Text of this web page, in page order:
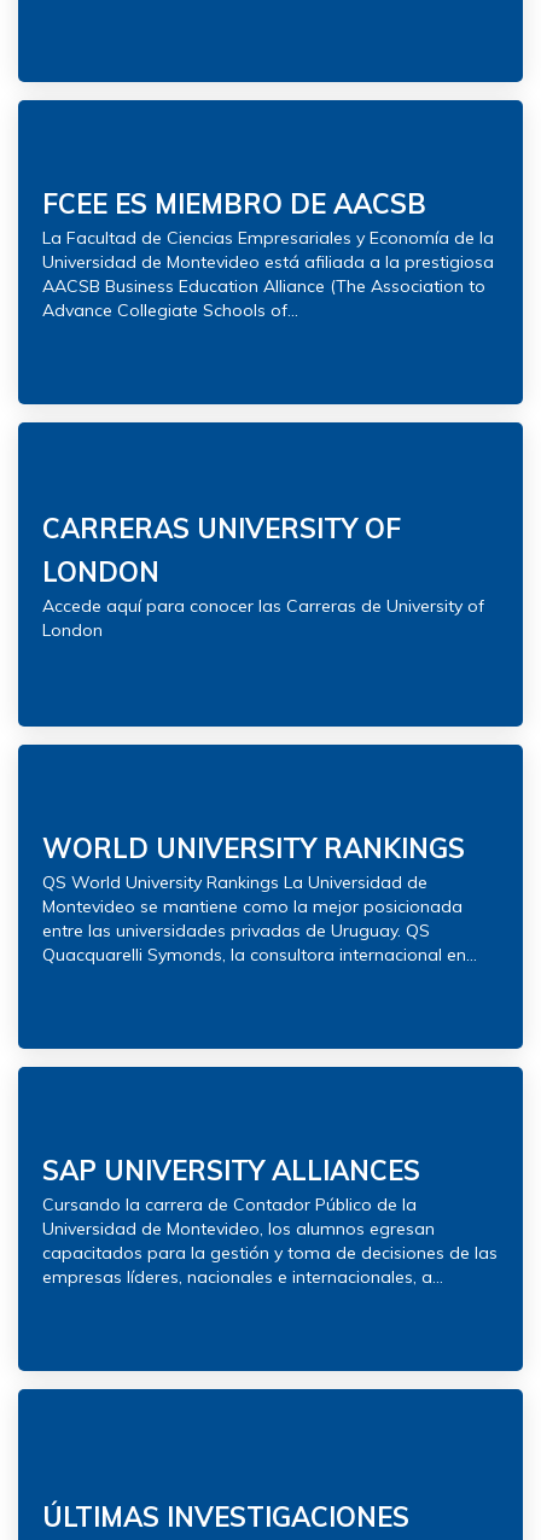
FCEE ES MIEMBRO DE AACSB
La Facultad de Ciencias Empresariales y Economía de la
Universidad de Montevideo está afiliada a la prestigiosa
AACSB Business Education Alliance (The Association to
Advance Collegiate Schools of...
CARRERAS UNIVERSITY OF
LONDON
Accede aquí para conocer las Carreras de University of
London
WORLD UNIVERSITY RANKINGS
QS World University Rankings La Universidad de
Montevideo se mantiene como la mejor posicionada
entre las universidades privadas de Uruguay. QS
Quacquarelli Symonds, la consultora internacional en...
SAP UNIVERSITY ALLIANCES
Cursando la carrera de Contador Público de la
Universidad de Montevideo, los alumnos egresan
capacitados para la gestión y toma de decisiones de las
empresas líderes, nacionales e internacionales, a...
ÚLTIMAS INVESTIGACIONES